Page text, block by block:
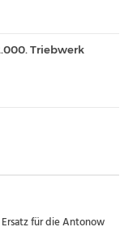
Triebwerk
für die Antonow